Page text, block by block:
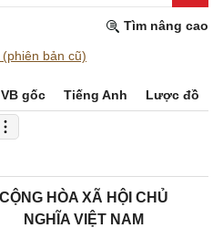
Tìm nâng cao
bản cũ)
VB gốc Tiếng Anh Lược đồ
CỘNG HÒA XÃ HỘI CHỦ
NGHĨA VIỆT NAM